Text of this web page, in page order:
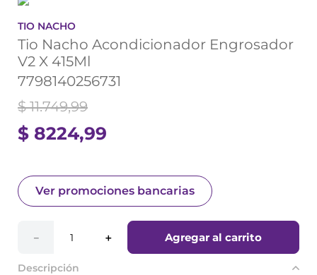
TIO NACHO
Tio Nacho Acondicionador Engrosador
V2 X 415Ml
7798140256731
$ 8224,99
$ 11.749,99
Ver promociones bancarias
＋
－ Agregar al carrito
Descripción